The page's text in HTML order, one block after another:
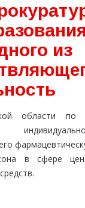
из
области по
в сфере